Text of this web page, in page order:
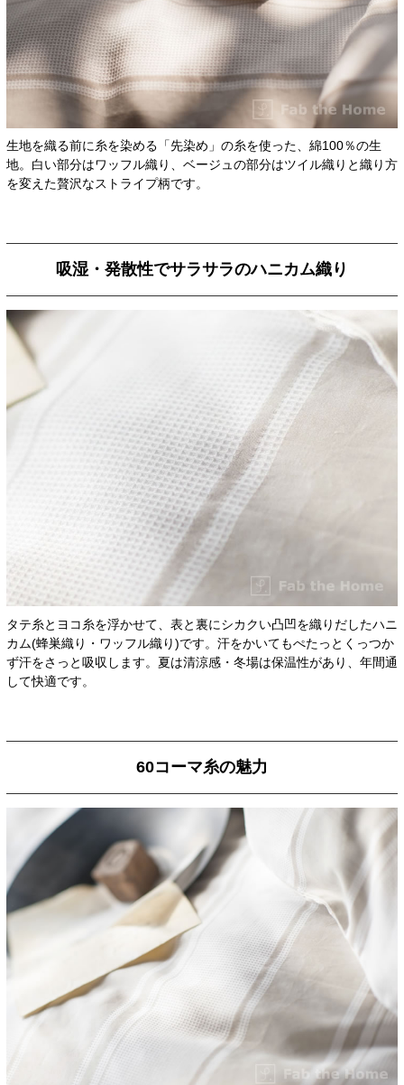
生地を織る前に糸を染める「先染め」の糸を使った、綿100％の生
地。白い部分はワッフル織り、ベージュの部分はツイル織りと織り方
を変えた贅沢なストライプ柄です。
吸湿・発散性でサラサラのハニカム織り
タテ糸とヨコ糸を浮かせて、表と裏にシカクい凸凹を織りだしたハニ
カム(蜂巣織り・ワッフル織り)です。汗をかいてもぺたっとくっつか
ず汗をさっと吸収します。夏は清涼感・冬場は保温性があり、年間通
して快適です。
60コーマ糸の魅力